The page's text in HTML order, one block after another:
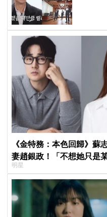
《金特務：本色回歸》蘇
妻趙銀政！「不想她只是
一句話展現滿滿尊重與愛
明星